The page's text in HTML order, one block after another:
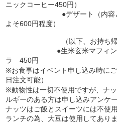
ニックコーヒー450円）
●デザート（内容と金額
よそ600円程度）
（以下、お持ち帰り用
●生米玄米マフィン 450
ラ 450円
※お食事はイベント申し込み時に
日注文可能）
※動物性は一切不使用ですが、ナ
ルギーのある方は申し込みアンケ
ナッツはご飯とスイーツには不使
ランチの為、大豆は使用してありま